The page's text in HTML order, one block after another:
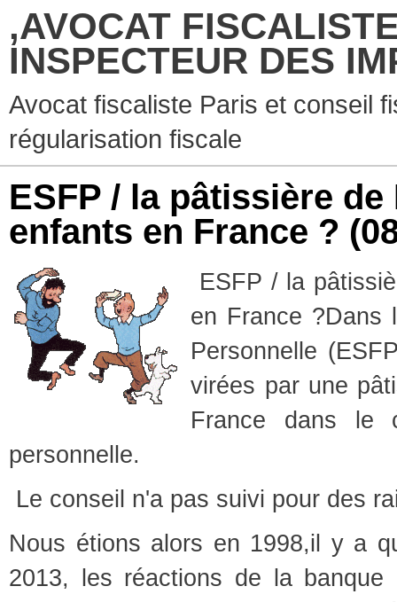
,AVOCAT
INSPECTEUR DES
Avocat fiscaliste Paris et conseil
régularisation fiscale
ESFP / la pâtissière
enfants en France ?
ESFP / la
en France ?Dans
Personnelle
virées par une
France dans le
personnelle.
Le conseil n'a pas suivi pour des
Nous étions alors en 1998,il y a
2013, les réactions de la